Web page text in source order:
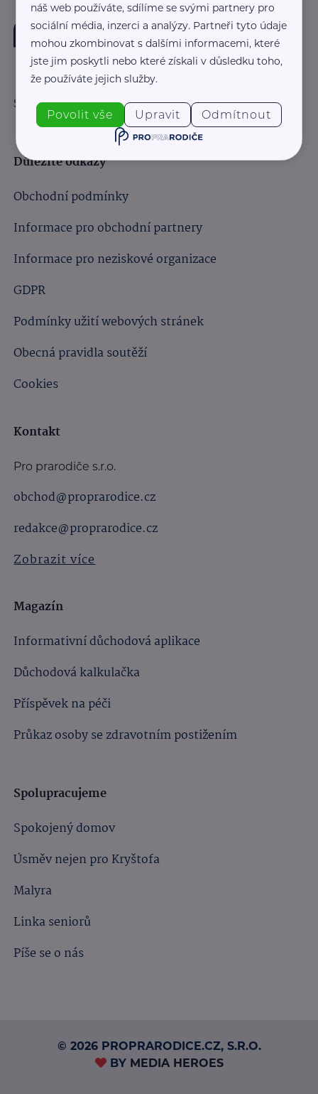
Sledujte nás:
Důležité odkazy
Obchodní podmínky
Informace pro obchodní partnery
Informace pro neziskové organizace
GDPR
Podmínky užití webových stránek
Obecná pravidla soutěží
Cookies
Kontakt
Pro prarodiče s.r.o.
obchod@proprarodice.cz
redakce@proprarodice.cz
Zobrazit více
Magazín
Informativní důchodová aplikace
Důchodová kalkulačka
Příspěvek na péči
Průkaz osoby se zdravotním postižením
Spolupracujeme
Spokojený domov
Úsměv nejen pro Kryštofa
Malyra
Linka seniorů
Píše se o nás
© 2026 PROPRARODICE.CZ, S.R.O.
BY MEDIA HEROES
náš web používáte, sdílíme se svými partnery pro
sociální média, inzerci a analýzy. Partneři tyto údaje
mohou zkombinovat s dalšími informacemi, které
jste jim poskytli nebo které získali v důsledku toho,
že používáte jejich služby.
Povolit vše Upravit Odmítnout